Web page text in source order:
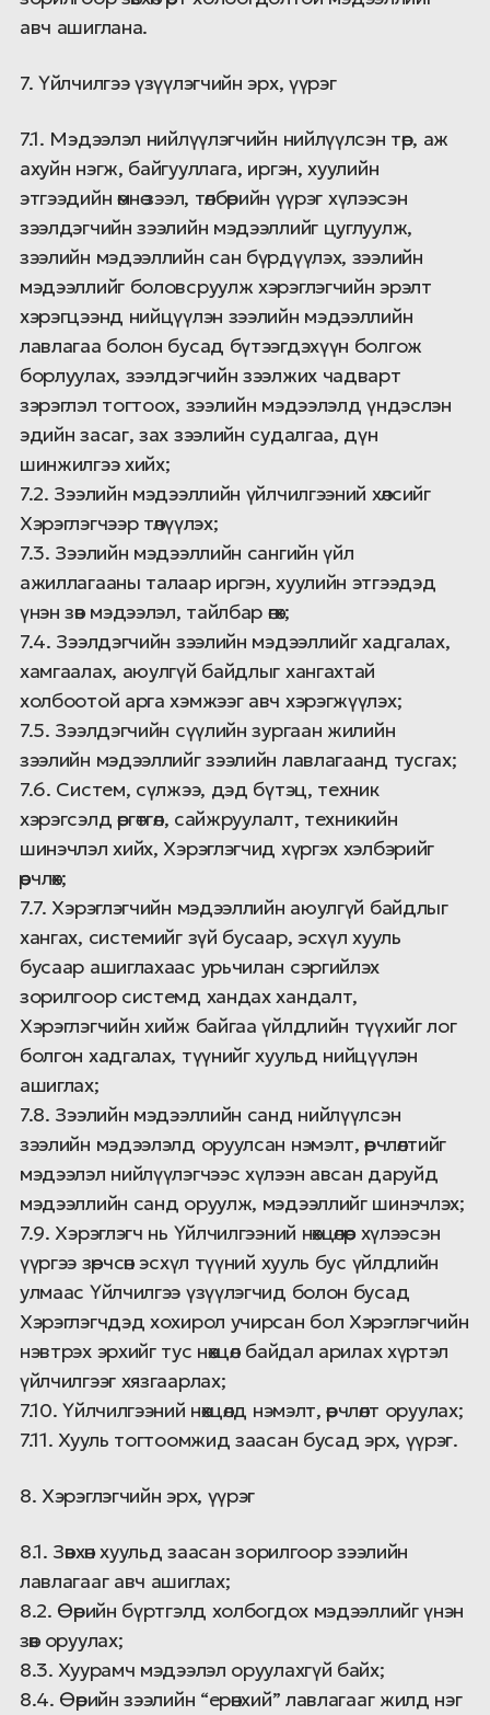
авч ашиглана.
7. Үйлчилгээ үзүүлэгчийн эрх, үүрэг
7.1. Мэдээлэл нийлүүлэгчийн нийлүүлсэн төр, аж
ахуйн нэгж, байгууллага, иргэн, хуулийн
этгээдийн өмнө зээл, төлбөрийн үүрэг хүлээсэн
зээлдэгчийн зээлийн мэдээллийг цуглуулж,
зээлийн мэдээллийн сан бүрдүүлэх, зээлийн
мэдээллийг боловсруулж хэрэглэгчийн эрэлт
хэрэгцээнд нийцүүлэн зээлийн мэдээллийн
лавлагаа болон бусад бүтээгдэхүүн болгож
борлуулах, зээлдэгчийн зээлжих чадварт
зэрэглэл тогтоох, зээлийн мэдээлэлд үндэслэн
эдийн засаг, зах зээлийн судалгаа, дүн
шинжилгээ хийх;
7.2. Зээлийн мэдээллийн үйлчилгээний хөлсийг
Хэрэглэгчээр төлүүлэх;
7.3. Зээлийн мэдээллийн сангийн үйл
ажиллагааны талаар иргэн, хуулийн этгээдэд
үнэн зөв мэдээлэл, тайлбар өгөх;
7.4. Зээлдэгчийн зээлийн мэдээллийг хадгалах,
хамгаалах, аюулгүй байдлыг хангахтай
холбоотой арга хэмжээг авч хэрэгжүүлэх;
7.5. Зээлдэгчийн сүүлийн зургаан жилийн
зээлийн мэдээллийг зээлийн лавлагаанд тусгах;
7.6. Систем, сүлжээ, дэд бүтэц, техник
хэрэгсэлд өргөтгөл, сайжруулалт, техникийн
шинэчлэл хийх, Хэрэглэгчид хүргэх хэлбэрийг
өөрчлөх;
7.7. Хэрэглэгчийн мэдээллийн аюулгүй байдлыг
хангах, системийг зүй бусаар, эсхүл хууль
бусаар ашиглахаас урьчилан сэргийлэх
зорилгоор системд хандах хандалт,
Хэрэглэгчийн хийж байгаа үйлдлийн түүхийг лог
болгон хадгалах, түүнийг хуульд нийцүүлэн
ашиглах;
7.8. Зээлийн мэдээллийн санд нийлүүлсэн
зээлийн мэдээлэлд оруулсан нэмэлт, өөрчлөлтийг
мэдээлэл нийлүүлэгчээс хүлээн авсан даруйд
мэдээллийн санд оруулж, мэдээллийг шинэчлэх;
7.9. Хэрэглэгч нь Үйлчилгээний нөхцөлөөр хүлээсэн
үүргээ зөрчсөн эсхүл түүний хууль бус үйлдлийн
улмаас Үйлчилгээ үзүүлэгчид болон бусад
Хэрэглэгчдэд хохирол учирсан бол Хэрэглэгчийн
нэвтрэх эрхийг тус нөхцөл байдал арилах хүртэл
үйлчилгээг хязгаарлах;
7.10. Үйлчилгээний нөхцөлд нэмэлт, өөрчлөлт оруулах;
7.11. Хууль тогтоомжид заасан бусад эрх, үүрэг.
8. Хэрэглэгчийн эрх, үүрэг
8.1. Зөвхөн хуульд заасан зорилгоор зээлийн
лавлагааг авч ашиглах;
8.2. Өөрийн бүртгэлд холбогдох мэдээллийг үнэн
зөв оруулах;
8.3. Хуурамч мэдээлэл оруулахгүй байх;
8.4. Өөрийн зээлийн “ерөнхий” лавлагааг жилд нэг